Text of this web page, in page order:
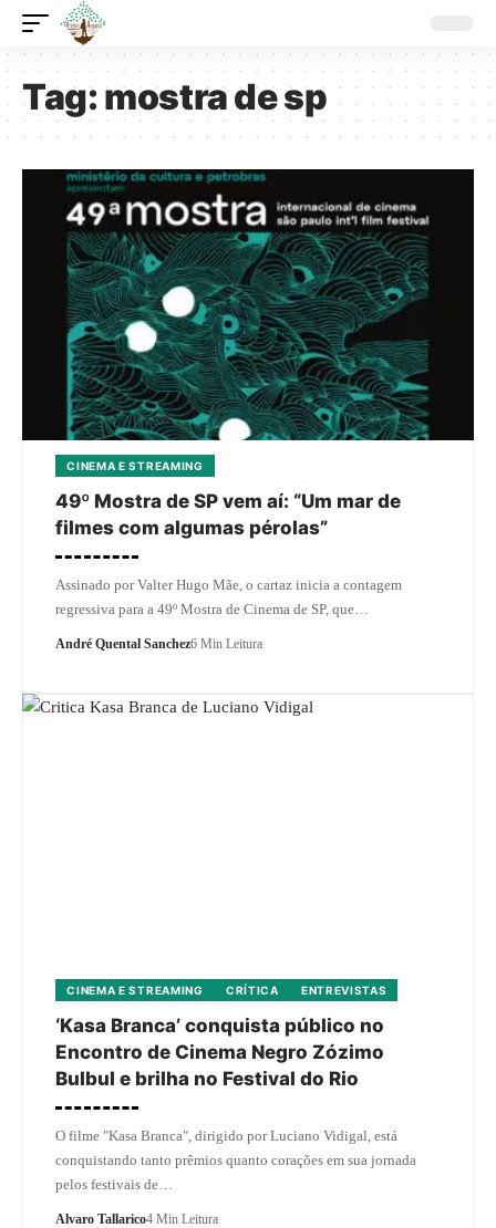
Tag:mostra de sp
CINEMA E STREAMING
49º Mostra de SP vem aí: “Um mar de
filmes com algumas pérolas”
Assinado por Valter Hugo Mãe, o cartaz inicia a contagem
regressiva para a 49º Mostra de Cinema de SP, que…
André Quental Sanchez6 Min Leitura
CINEMA E STREAMING CRÍTICA ENTREVISTAS
‘Kasa Branca’ conquista público no
Encontro de Cinema Negro Zózimo
Bulbul e brilha no Festival do Rio
O filme "Kasa Branca", dirigido por Luciano Vidigal, está
conquistando tanto prêmios quanto corações em sua jornada
pelos festivais de…
Alvaro Tallarico4 Min Leitura